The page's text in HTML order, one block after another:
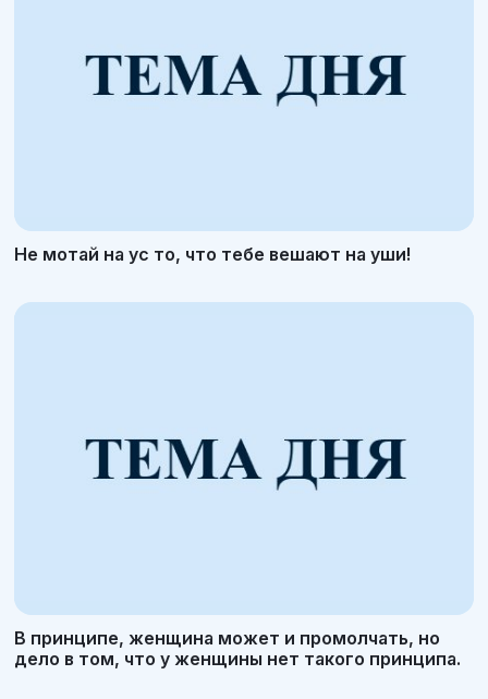
Не мотай на ус то, что тебе вешают на уши!
В принципе, женщина может и промолчать, но
дело в том, что у женщины нет такого принципа.